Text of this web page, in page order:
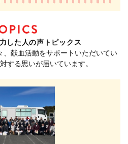
した人の声トピックス
、献血活動をサポートいただいてい
する思いが届いています。